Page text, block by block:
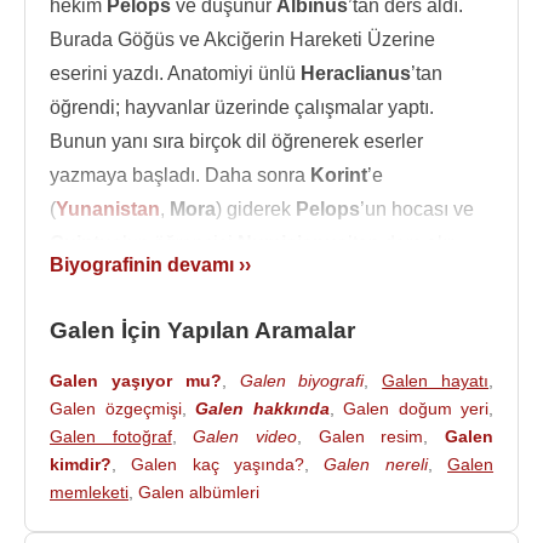
hekim Pelops ve düşünür Albinus’tan ders aldı.
Burada Göğüs ve Akciğerin Hareketi Üzerine
eserini yazdı. Anatomiyi ünlü Heraclianus’tan
öğrendi; hayvanlar üzerinde çalışmalar yaptı.
Bunun yanı sıra birçok dil öğrenerek eserler
yazmaya başladı. Daha sonra Korint’e
(Yunanistan, Mora) giderek Pelops’un hocası ve
İskenderiye’ye giderek orada
StratonicusveAeschrion’dan ders aldı. Aristocu
Midilli Adası’ndaAristookulu ve felsefecilerle
tanıştı. M.S. 157’deBergama’ya döndüğünde artık
deneyimli bir hekim, yetenekli bir araştırıcı ve bilgili
bir anatomist olarak bilinir.
Galen,Pergamonkentinde prestijli bir görev olan
Biyografinin devamı ››
Galen İçin Yapılan Aramalar
Galen yaşıyor mu? Galen biyografi,Galen hayatı
Galen özgeçmişi, Galen hakkında Galen doğum yeri
Galen fotoğraf,Galen video Galen resim ,Galen
kimdir? ,Galen kaç yaşında? ,Galen nereli,Galen
memleketi Galen albümleri